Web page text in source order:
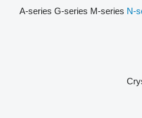
A-series G-series M-series N-